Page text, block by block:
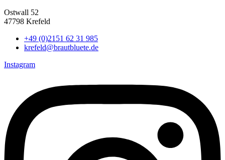
Ostwall 52
47798 Krefeld
+49 (0)2151 62 31 985
krefeld@brautbluete.de
Instagram